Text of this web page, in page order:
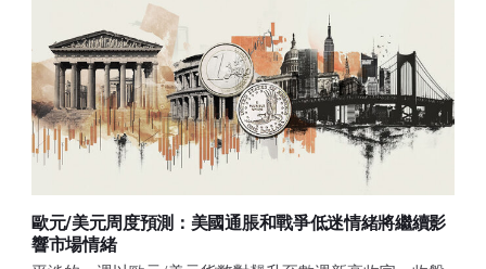
歐元/美元周度預測：美國通脹和戰爭低迷情緒將繼續影
響市場情緒